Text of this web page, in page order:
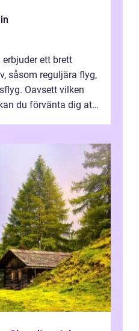
ett brett
såsom reguljära flyg,
Oavsett vilken
du förvänta dig att